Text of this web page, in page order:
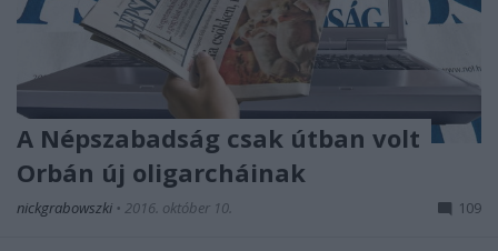
A Népszabadság csak útban volt
Orbán új oligarcháinak
nickgrabowszki • 2016. október 10. 109